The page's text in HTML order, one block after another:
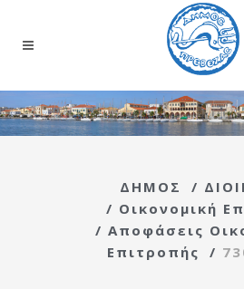
ΔΗΜΟΣ /
/ Οικονομική
/ Αποφάσεις
Επιτροπής
/